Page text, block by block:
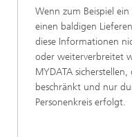
Wenn zum Beispiel
einen baldigen
diese Informationen
oder weiterverbreitet
MYDATA
beschränkt und nur
Personenkreis erfolgt.